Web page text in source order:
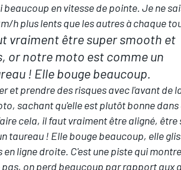
en vitesse de pointe. Je ne
h plus lents que les autres à chaque
vraiment être super smooth et
or notre moto est comme un
! Elle bouge beaucoup.
et prendre des risques avec l'avant de
sachant qu'elle est plutôt bonne dans
cela, il faut vraiment être aligné,
taureau ! Elle bouge beaucoup, elle
ligne droite. C'est une piste qui
pas, on perd beaucoup par rapport aux